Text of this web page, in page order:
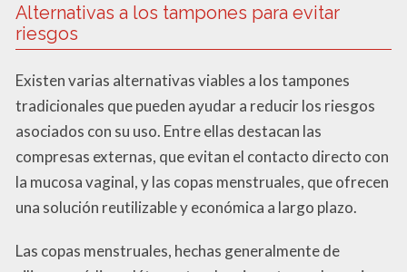
Alternativas a los tampones para evitar
riesgos
Existen varias alternativas viables a los tampones
tradicionales que pueden ayudar a reducir los riesgos
asociados con su uso. Entre ellas destacan las
compresas externas, que evitan el contacto directo con
la mucosa vaginal, y las copas menstruales, que ofrecen
una solución reutilizable y económica a largo plazo.
Las copas menstruales, hechas generalmente de